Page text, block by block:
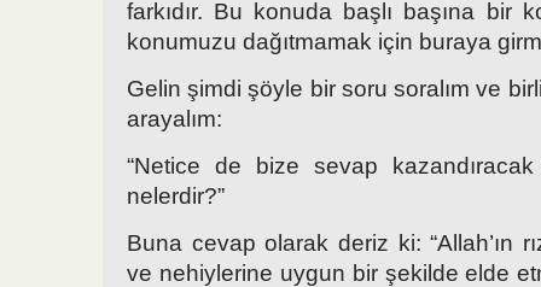
farkıdır. Bu konuda başlı başına bir
konumuzu dağıtmamak için buraya
Gelin şimdi şöyle bir soru soralım ve
arayalım:
“Netice de bize sevap
nelerdir?”
Buna cevap olarak deriz ki: “Allah’ın
ve nehiylerine uygun bir şekilde elde